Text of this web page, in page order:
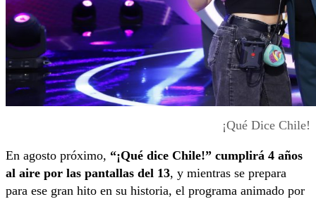
¡Qué Dice Chile!
En agosto próximo, “¡Qué dice Chile!” cumplirá 4 años
al aire por las pantallas del 13, y mientras se prepara
para ese gran hito en su historia, el programa animado por